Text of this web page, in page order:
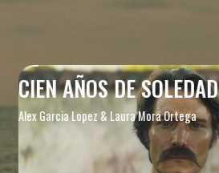
CIEN AÑOS DE SOLEDAD
Alex Garcia Lopez & Laura Mora Ortega